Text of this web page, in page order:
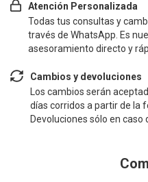
Atención Personalizada
Todas tus consultas y
través de WhatsApp. Es
asesoramiento directo y
Cambios y devoluciones
Los cambios serán
días corridos a partir de la
Devoluciones sólo en caso